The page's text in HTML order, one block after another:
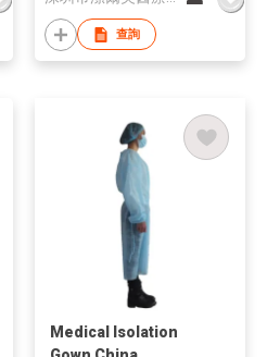
查詢
Medical Isolation